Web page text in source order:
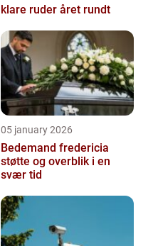
klare ruder året rundt
05 january 2026
Bedemand fredericia
støtte og overblik i en
svær tid